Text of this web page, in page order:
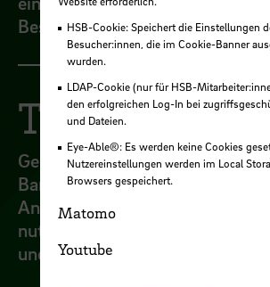
Beschreibung.
Tipp:
Geben Sie explizite
Barrierefreiheit des
Anreise an. Verlinken Sie den
nutzen Sie beschreibende Texte
und Alternativ-Texte für Bilder.
HSB-Cookie: Speichert die Einstellungen
Besucher:innen, die im Cookie-Banner
wurden.
LDAP-Cookie (nur für HSB-
den erfolgreichen Log-In bei
und Dateien.
Eye-Able®: Es werden keine Cookies
Nutzereinstellungen werden im Local
Browsers gespeichert.
Matomo
Youtube